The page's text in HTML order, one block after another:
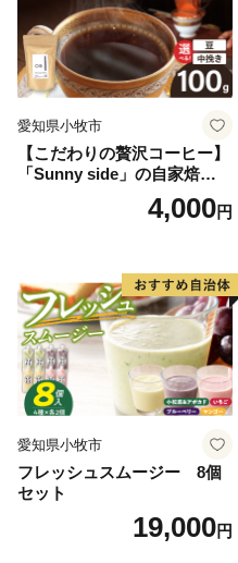
愛知県小牧市
【こだわりの贅沢コーヒー】
「Sunny side」の自家焙煎珈
琲ストロングブレンド（100
4,000円
愛知県小牧市
フレッシュスムージー 8個
セット
19,000円